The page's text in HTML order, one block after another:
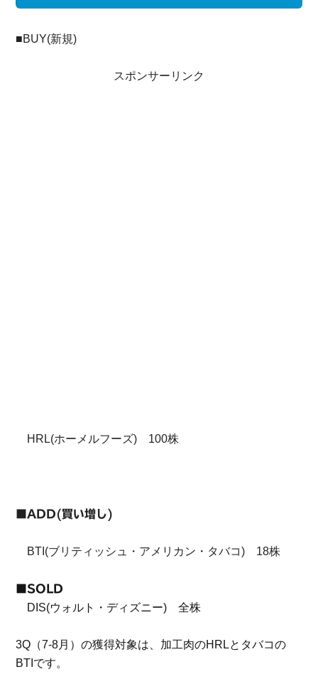
■BUY(新規)
スポンサーリンク
HRL(ホーメルフーズ) 100株
■ADD(買い増し)
BTI(ブリティッシュ・アメリカン・タバコ) 18株
■SOLD
DIS(ウォルト・ディズニー) 全株
3Q（7-8月）の獲得対象は、加工肉のHRLとタバコの
BTIです。